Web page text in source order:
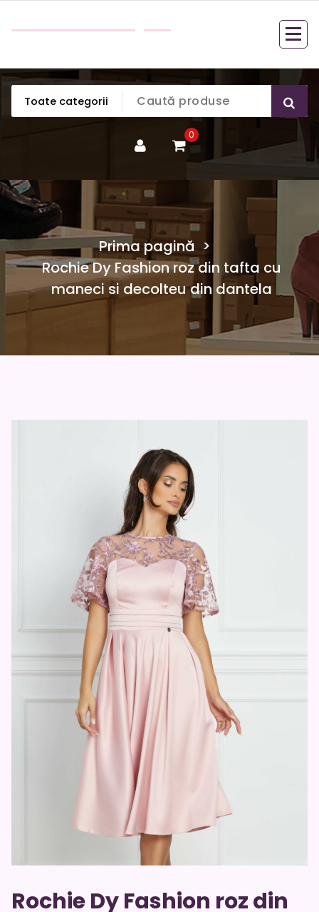
0
Prima pagină >
Rochie Dy Fashion roz din tafta cu
maneci si decolteu din dantela
Rochie Dy Fashion roz din